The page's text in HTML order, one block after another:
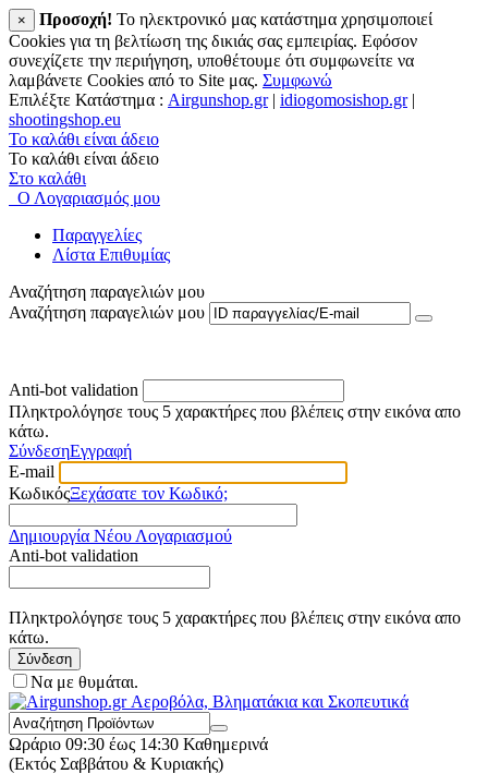
× Προσοχή! To ηλεκτρονικό μας κατάστημα χρησιμοποιεί
Cookies για τη βελτίωση της δικιάς σας εμπειρίας. Εφόσον
συνεχίζετε την περιήγηση, υποθέτουμε ότι συμφωνείτε να
λαμβάνετε Cookies από το Site μας. Συμφωνώ
Επιλέξτε Κατάστημα : Airgunshop.gr| idiogomosishop.gr|
shootingshop.eu
Το καλάθι είναι άδειο
Το καλάθι είναι άδειο
Στο καλάθι
Ο Λογαριασμός μου
Παραγγελίες
Λίστα Επιθυμίας
Αναζήτηση παραγελιών μου
Αναζήτηση παραγελιών μου
Anti-bot validation
Πληκτρολόγησε τους 5 χαρακτήρες που βλέπεις στην εικόνα απο
κάτω.
ΣύνδεσηΕγγραφή
E-mail
ΚωδικόςΞεχάσατε τον Κωδικό;
Δημιουργία Νέου Λογαριασμού
Anti-bot validation
Πληκτρολόγησε τους 5 χαρακτήρες που βλέπεις στην εικόνα απο
κάτω.
Σύνδεση
Να με θυμάται.
Ωράριο 09:30 έως 14:30 Καθημερινά
(Εκτός Σαββάτου & Κυριακής)